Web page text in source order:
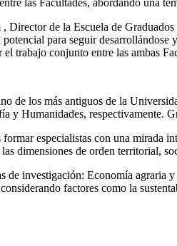
las Facultades, abordando una
Director de la Escuela de
para seguir
trabajo conjunto entre las ambas
de los más antiguos de la
y Humanidades, respectivamente.
especialistas con una mirada
dimensiones de orden territorial,
de investigación: Economía
factores como la